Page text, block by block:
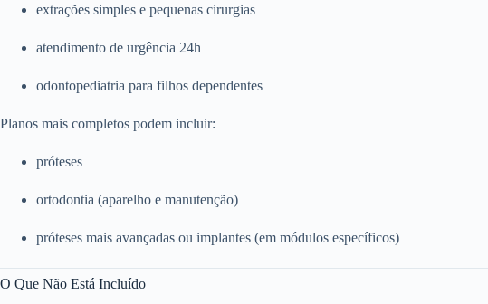
extrações simples e pequenas cirurgias
atendimento de urgência 24h
odontopediatria para filhos dependentes
Planos mais completos podem incluir:
próteses
ortodontia (aparelho e manutenção)
próteses mais avançadas ou implantes (em módulos específicos)
O Que Não Está Incluído